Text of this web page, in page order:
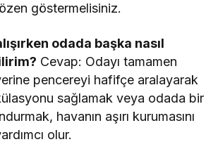
göstermelisiniz.
odada başka nasıl
Cevap: Odayı tamamen
pencereyi hafifçe aralayarak
sağlamak veya odada bir
havanın aşırı kurumasını
olur.